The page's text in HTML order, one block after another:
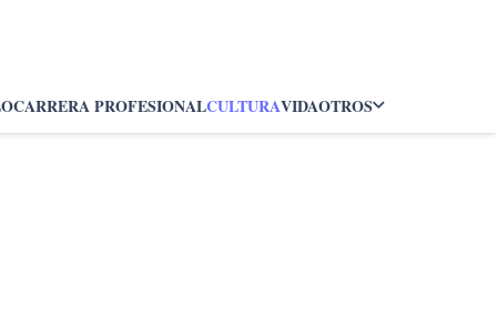
CARRERA PROFESIONALCULTURAVIDAOTROS